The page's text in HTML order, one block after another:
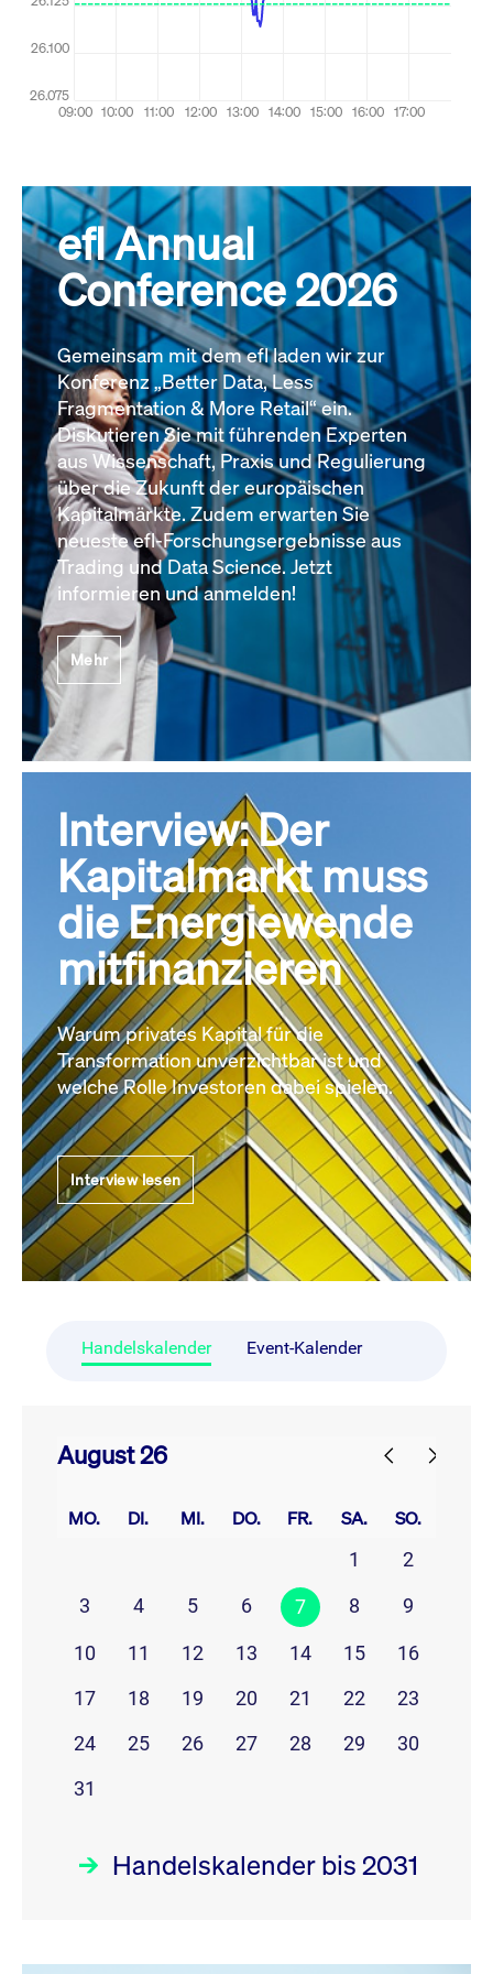
efl Annual
Conference 2026
Gemeinsam mit dem efl laden wir zur
Konferenz „Better Data, Less
Fragmentation & More Retail“ ein.
Diskutieren Sie mit führenden Experten
aus Wissenschaft, Praxis und Regulierung
über die Zukunft der europäischen
Kapitalmärkte. Zudem erwarten Sie
neueste efl-Forschungsergebnisse aus
Trading und Data Science. Jetzt
informieren und anmelden!
Mehr
Interview: Der
Kapitalmarkt muss
die Energiewende
mitfinanzieren
Warum privates Kapital für die
Transformation unverzichtbar ist und
welche Rolle Investoren dabei spielen.
Interview lesen
Handelskalender Event-Kalender
August 26
MO. DI. MI. DO. FR. SA. SO.
1
2
3
4 5 6 7 8 9
10 11 12 13 14 15
16
17
18 19 20 21 22
23
24
25 26 27 28 29
30
31
Handelskalender bis 2031